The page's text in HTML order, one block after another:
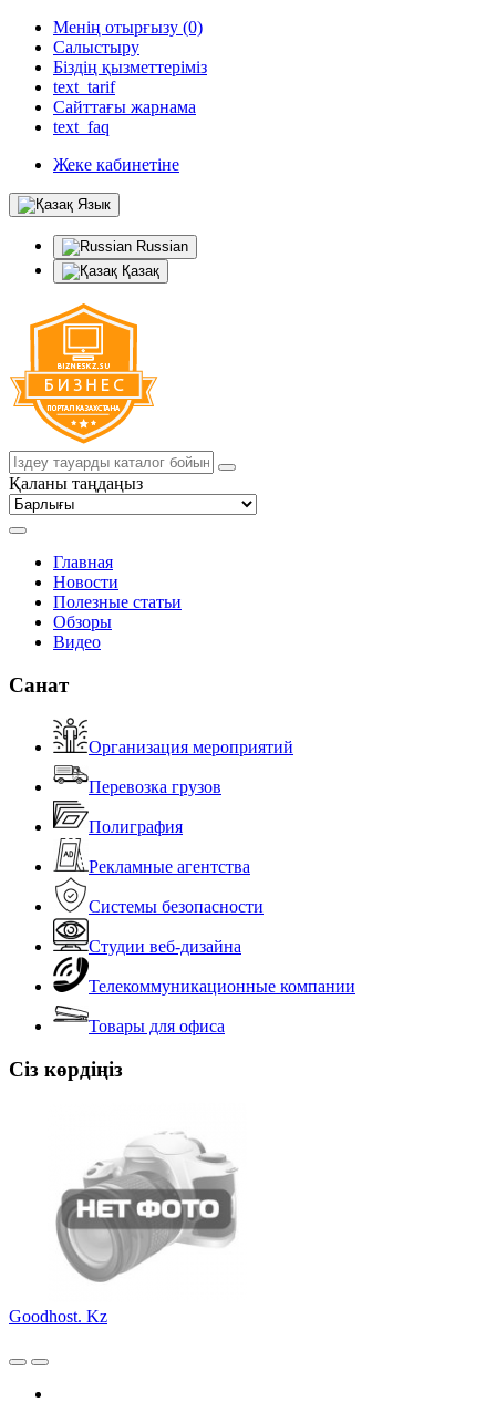
Менің отырғызу (0)
Салыстыру
Біздің қызметтеріміз
text_tarif
Сайттағы жарнама
text_faq
Жеке кабинетіне
Язык
Russian
Қазақ
Қаланы таңдаңыз
Главная
Новости
Полезные статьи
Обзоры
Видео
Санат
Организация мероприятий
Перевозка грузов
Полиграфия
Рекламные агентства
Системы безопасности
Студии веб-дизайна
Телекоммуникационные компании
Товары для офиса
Сіз көрдіңіз
Goodhost. Kz